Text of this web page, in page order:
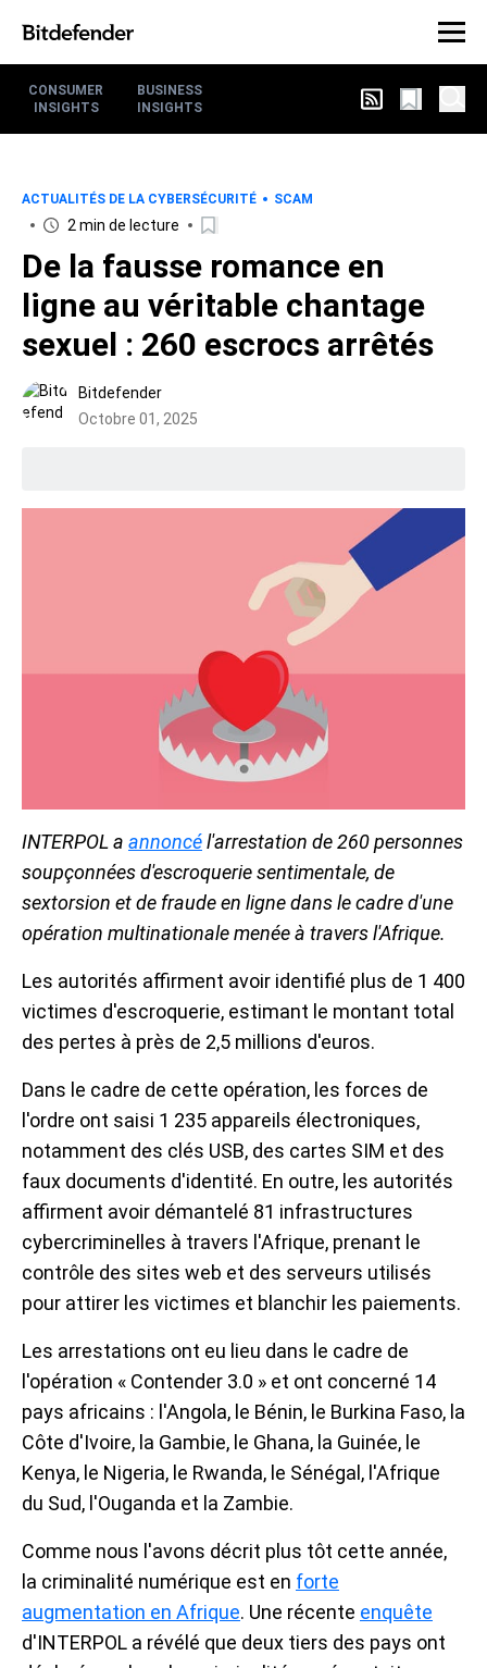
CONSUMER
INSIGHTS
BUSINESS
INSIGHTS
ACTUALITÉS DE LA CYBERSÉCURITÉ SCAM
2 min de lecture
De la fausse romance en
ligne au véritable chantage
sexuel : 260 escrocs arrêtés
Bitdefender
Octobre 01, 2025
INTERPOL a annoncél'arrestation de 260 personnes
soupçonnées d'escroquerie sentimentale, de
sextorsion et de fraude en ligne dans le cadre d'une
opération multinationale menée à travers l'Afrique.
Les autorités affirment avoir identifié plus de 1 400
victimes d'escroquerie, estimant le montant total
des pertes à près de 2,5 millions d'euros.
Dans le cadre de cette opération, les forces de
l'ordre ont saisi 1 235 appareils électroniques,
notamment des clés USB, des cartes SIM et des
faux documents d'identité. En outre, les autorités
affirment avoir démantelé 81 infrastructures
cybercriminelles à travers l'Afrique, prenant le
contrôle des sites web et des serveurs utilisés
pour attirer les victimes et blanchir les paiements.
Les arrestations ont eu lieu dans le cadre de
l'opération « Contender 3.0 » et ont concerné 14
pays africains : l'Angola, le Bénin, le Burkina Faso, la
Côte d'Ivoire, la Gambie, le Ghana, la Guinée, le
Kenya, le Nigeria, le Rwanda, le Sénégal, l'Afrique
du Sud, l'Ouganda et la Zambie.
Comme nous l'avons décrit plus tôt cette année,
la criminalité numérique est en forte
augmentation en Afrique. Une récente enquête
d'INTERPOL a révélé que deux tiers des pays ont